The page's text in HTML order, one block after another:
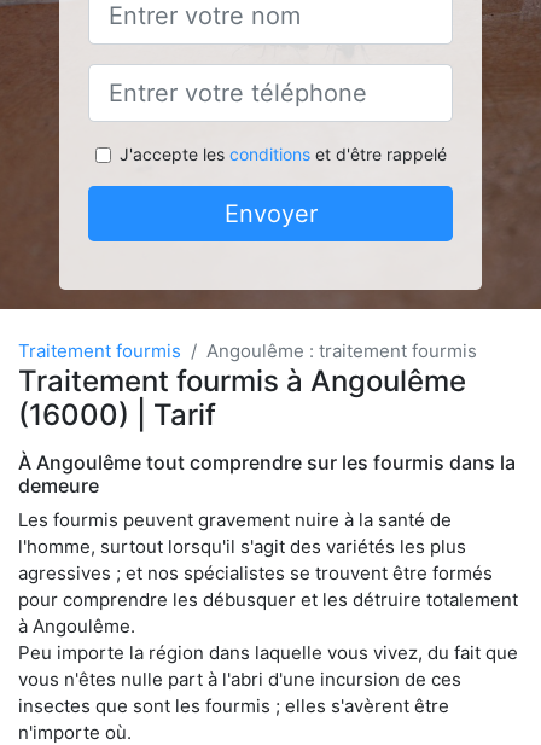
J'accepte les conditionset d'être rappelé
Envoyer
Traitement fourmis Angoulême : traitement fourmis
Traitement fourmis à Angoulême
(16000) | Tarif
À Angoulême tout comprendre sur les fourmis dans la
demeure
Les fourmis peuvent gravement nuire à la santé de
l'homme, surtout lorsqu'il s'agit des variétés les plus
agressives ; et nos spécialistes se trouvent être formés
pour comprendre les débusquer et les détruire totalement
à Angoulême.
Peu importe la région dans laquelle vous vivez, du fait que
vous n'êtes nulle part à l'abri d'une incursion de ces
insectes que sont les fourmis ; elles s'avèrent être
n'importe où.